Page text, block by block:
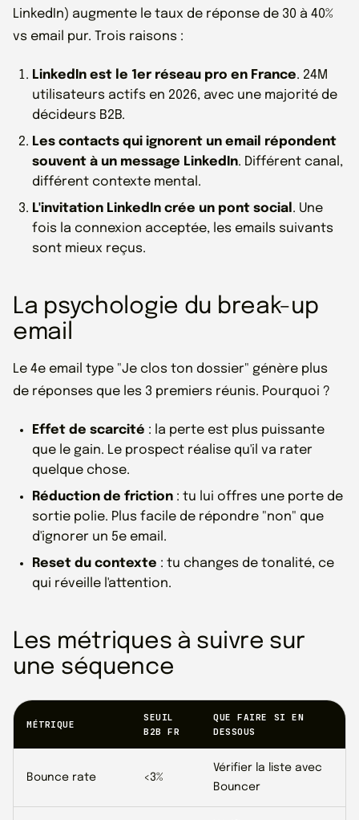
LinkedIn) augmente le taux de réponse de 30 à 40%
vs email pur. Trois raisons :
LinkedIn est le 1er réseau pro en France. 24M
utilisateurs actifs en 2026, avec une majorité de
décideurs B2B.
Les contacts qui ignorent un email répondent
souvent à un message LinkedIn. Différent canal,
différent contexte mental.
L'invitation LinkedIn crée un pont social . Une
fois la connexion acceptée, les emails suivants
sont mieux reçus.
La psychologie du break-up
email
Le 4e email type "Je clos ton dossier" génère plus
de réponses que les 3 premiers réunis. Pourquoi ?
Effet de scarcité : la perte est plus puissante
que le gain. Le prospect réalise qu'il va rater
quelque chose.
Réduction de friction : tu lui offres une porte de
sortie polie. Plus facile de répondre "non" que
d'ignorer un 5e email.
Reset du contexte : tu changes de tonalité, ce
qui réveille l'attention.
Les métriques à suivre sur
une séquence
MÉTRIQUE
SEUIL
B2B FR
QUE FAIRE SI EN
DESSOUS
Bounce rate <3%
Vérifier la liste avec
Bouncer